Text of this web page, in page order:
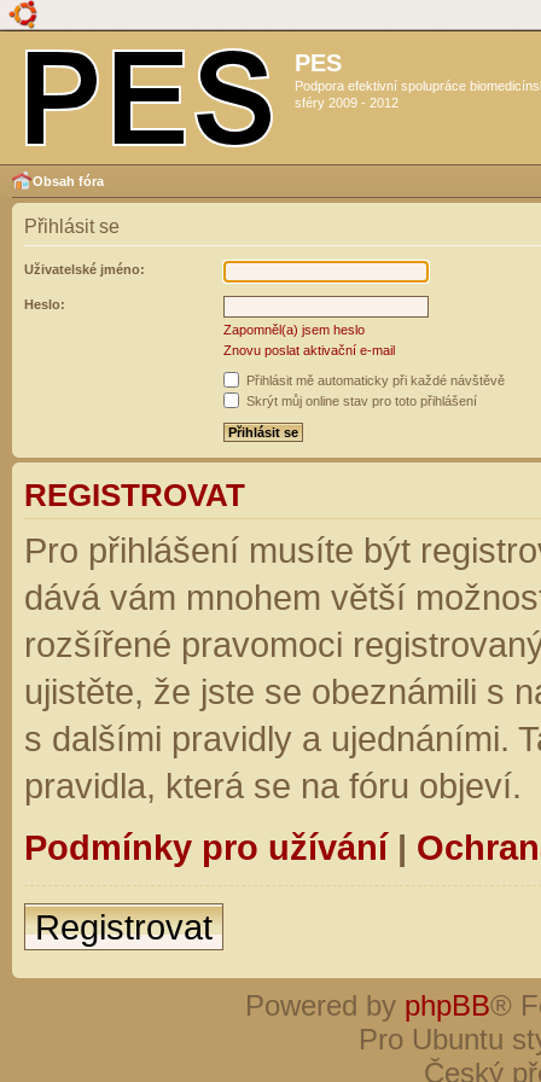
PES
Podpora efektivní spolupráce
sféry 2009 - 2012
Obsah fóra
Přihlásit se
Uživatelské jméno:
Heslo:
Zapomněl(a) jsem heslo
Znovu poslat aktivační e-mail
Přihlásit mě automaticky při každé návštěvě
Skrýt můj online stav pro toto přihlášení
REGISTROVAT
Pro přihlášení musíte být
dává vám mnohem větší
rozšířené pravomoci
ujistěte, že jste se obeznámili s
s dalšími pravidly a ujednáními.
pravidla, která se na fóru objeví.
Podmínky pro užívání|
Registrovat
Powered by phpBB®
Pro Ubuntu
Český